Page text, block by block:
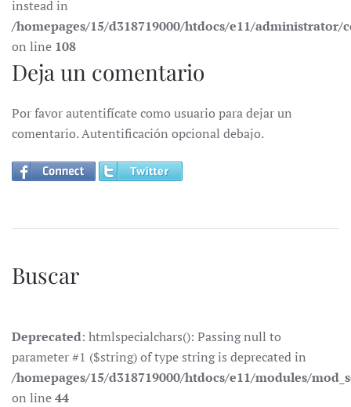
instead in
/homepages/15/d318719000/htdocs/e11/
on line 108
Deja un comentario
Por favor autentifícate como usuario para dejar un
comentario. Autentificación opcional debajo.
Buscar
Deprecated: htmlspecialchars(): Passing null to
parameter #1 ($string) of type string is deprecated in
/homepages/15/d318719000/htdocs/e11/modules/
on line44